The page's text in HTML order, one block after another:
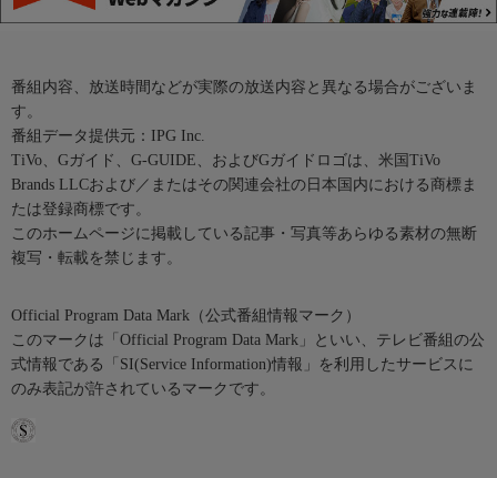
番組内容、放送時間などが実際の放送内容と異なる場合がございま
す。
番組データ提供元：IPG Inc.
TiVo、Gガイド、G-GUIDE、およびGガイドロゴは、米国TiVo
Brands LLCおよび／またはその関連会社の日本国内における商標ま
たは登録商標です。
このホームページに掲載している記事・写真等あらゆる素材の無断
複写・転載を禁じます。
Official Program Data Mark（公式番組情報マーク）
このマークは「Official Program Data Mark」といい、テレビ番組の公
式情報である「SI(Service Information)情報」を利用したサービスに
のみ表記が許されているマークです。